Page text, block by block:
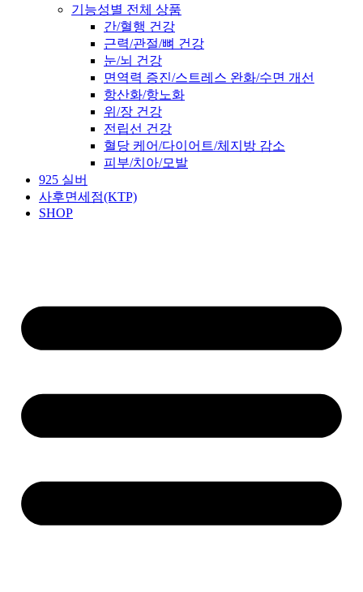
기능성별 전체 상품
간/혈행 건강
근력/관절/뼈 건강
눈/뇌 건강
면역력 증진/스트레스 완화/수면 개선
항산화/항노화
위/장 건강
전립선 건강
혈당 케어/다이어트/체지방 감소
피부/치아/모발
925 실버
사후면세점(KTP)
SHOP